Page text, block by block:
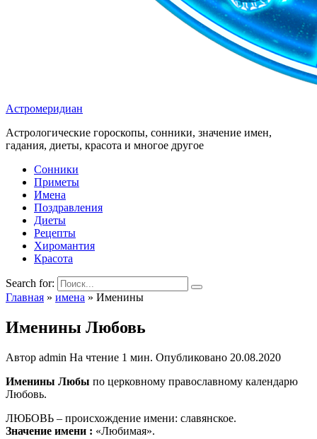
Астромеридиан
Астрологические гороскопы, сонники, значение имен,
гадания, диеты, красота и многое другое
Сонники
Приметы
Имена
Поздравления
Диеты
Рецепты
Хиромантия
Красота
Search for:
Главная » имена » Именины
Именины Любовь
Автор admin На чтение 1 мин. Опубликовано 20.08.2020
Именины Любы по церковному православному календарю
Любовь.
ЛЮБОВЬ – происхождение имени: славянское.
Значение имени : «Любимая».